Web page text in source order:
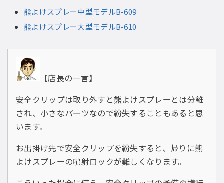
熊よけスプレー中型モデルB-609
熊よけスプレー大型モデルB-610
【店長の一言】
安全クリップは取り外すと熊よけスプレーとは分離
され、小さなパーツなので紛失することもあると思
います。
お出掛け先で安全クリップを紛失すると、帰りに熊
よけスプレーの噴射ロックが難しくなります。